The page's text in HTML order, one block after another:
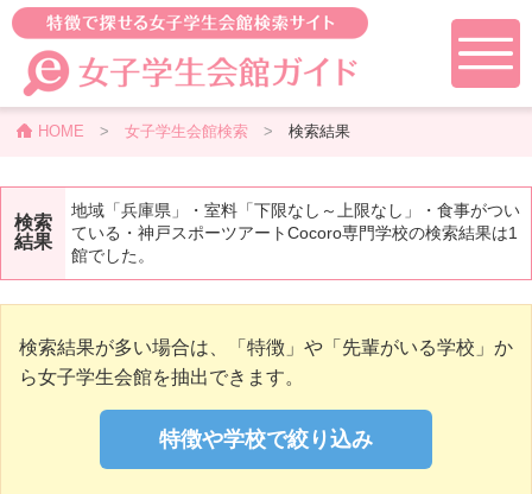
HOME > 女子学生会館検索> 検索結果
検索
結果
地域「兵庫県」・室料「下限なし～上限なし」・食事がつい
ている・神戸スポーツアートCocoro専門学校の検索結果は1
館でした。
検索結果が多い場合は、「特徴」や「先輩がいる学校」か
ら女子学生会館を抽出できます。